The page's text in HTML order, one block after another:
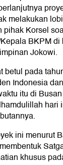
melakukan
pihak Korsel
BKPM
Jokowi.
betul pada
Indonesia
itu di
hari
ini menurut
khusus